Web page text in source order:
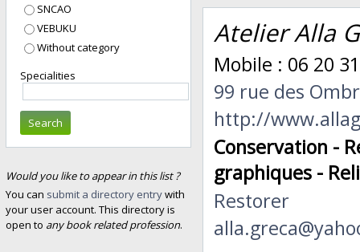
SNCAO
VEBUKU
Without category
Specialities
Search
Would you like to appear in this list ?
You can submit a directory entrywith
your user account. This directory is
open to any book related profession.
Atelier Alla
Mobile : 06 20
99 rue des
http://
Conservation -
graphiques -
Restorer